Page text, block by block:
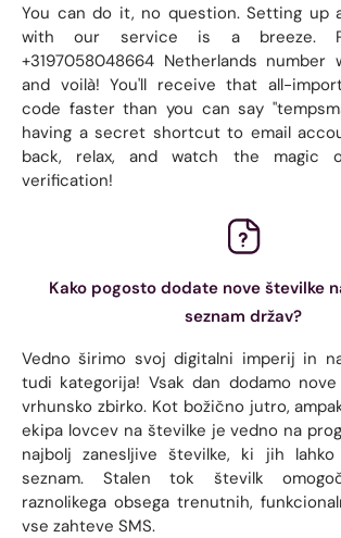
You can do it, no question. Setting up
with our service is a breeze.
+3197058048664 Netherlands number
and voilà! You'll receive that all-
code faster than you can say
having a secret shortcut to email
back, relax, and watch the magic
verification!
Kako pogosto dodate nove številke
seznam držav?
Vedno širimo svoj digitalni imperij in
tudi kategorija! Vsak dan dodamo
vrhunsko zbirko. Kot božično jutro,
ekipa lovcev na številke je vedno na
najbolj zanesljive številke, ki jih
seznam. Stalen tok številk
raznolikega obsega trenutnih,
vse zahteve SMS.